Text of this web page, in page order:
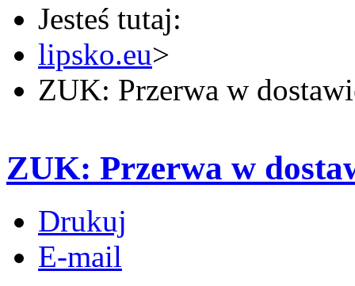
Jesteś tutaj:
lipsko.eu>
ZUK: Przerwa w
ZUK: Przerwa w
Drukuj
E-mail